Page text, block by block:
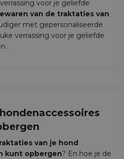
voor je geliefde
van de traktaties van
met gepersonaliseerde
verrassing voor je geliefde
van je hond
kunt opbergen? En hoe je de